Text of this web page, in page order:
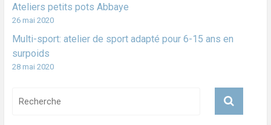
Ateliers petits pots Abbaye
26 mai 2020
Multi-sport: atelier de sport adapté pour 6-15 ans en
surpoids
28 mai 2020